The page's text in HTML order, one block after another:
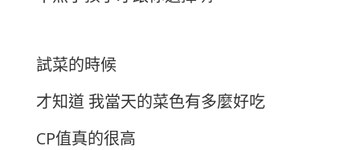
試菜的時候
才知道 我當天的菜色有多麼好吃
CP值真的很高